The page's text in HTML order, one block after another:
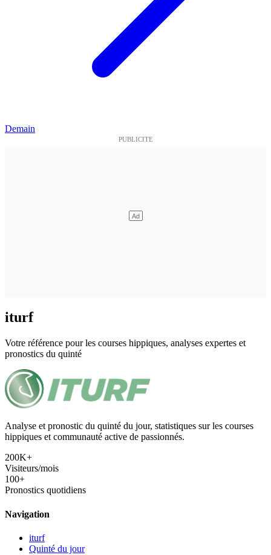
Demain
iturf
Votre référence pour les courses hippiques, analyses expertes et
pronostics du quinté
Analyse et pronostic du quinté du jour, statistiques sur les courses
hippiques et communauté active de passionnés.
200K+
Visiteurs/mois
100+
Pronostics quotidiens
Navigation
iturf
Quinté du jour